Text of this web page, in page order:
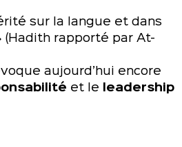
sur la langue et dans
(Hadith rapporté par At-
aujourd’hui encore
et le
leadership